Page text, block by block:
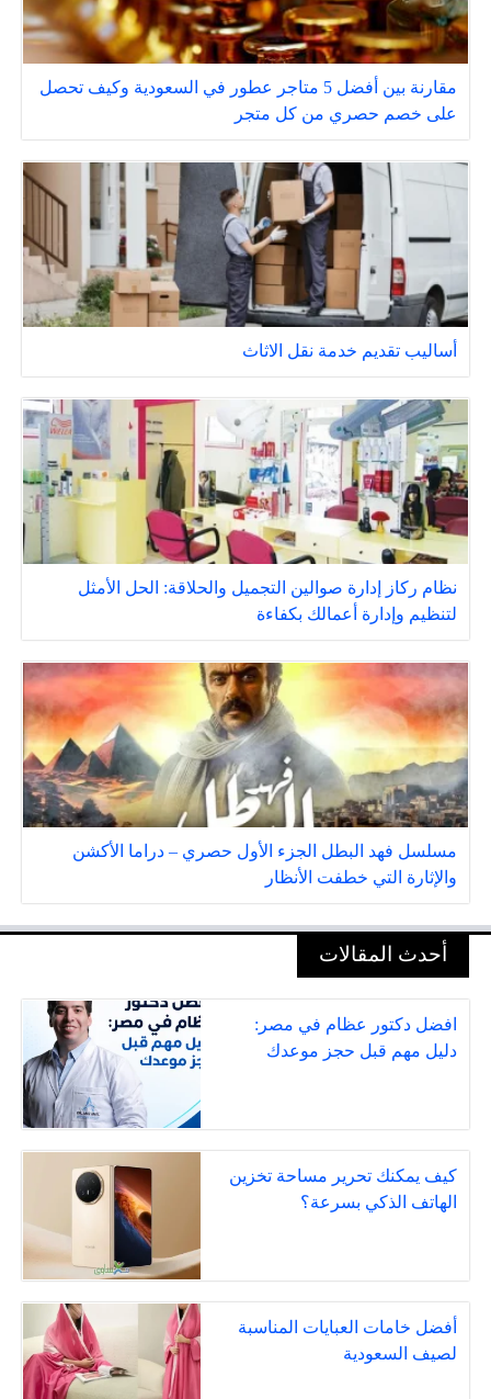
مقارنة بين أفضل 5 متاجر عطور في السعودية وكيف تحصل
على خصم حصري من كل متجر
أساليب تقديم خدمة نقل الاثاث
نظام ركاز إدارة صوالين التجميل والحلاقة: الحل الأمثل
لتنظيم وإدارة أعمالك بكفاءة
مسلسل فهد البطل الجزء الأول حصري – دراما الأكشن
والإثارة التي خطفت الأنظار
أحدث المقالات
افضل دكتور عظام في مصر:
دليل مهم قبل حجز موعدك
كيف يمكنك تحرير مساحة تخزين
الهاتف الذكي بسرعة؟
أفضل خامات العبايات المناسبة
لصيف السعودية